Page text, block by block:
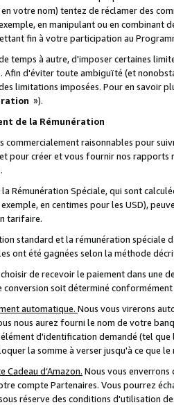
votre nom) tentez de réclamer des
en manipulant ou en combinant
fin à votre participation au
temps à autre, d'imposer certaines
Afin d'éviter toute ambiguïté (et
limitations imposées. Pour en savoir
»).
de la Rémunération
raisonnables pour
pour créer et vous fournir nos
Rémunération Spéciale, qui sont
en centimes pour les USD),
tarifaire.
standard et la rémunération spéciale
ont été gagnées selon la méthode
de recevoir le paiement dans une
conversion soit déterminé
automatique. Nous vous virerons
nous aurez fourni le nom de votre
d'identification demandé (tel que
la somme à verser jusqu'à ce que
Cadeau d’Amazon. Nous vous
compte Partenaires. Vous pourrez
réserve des conditions d'utilisation